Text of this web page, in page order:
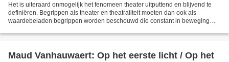
Het is uiteraard onmogelijk het fenomeen theater uitputtend en blijvend te
definiëren. Begrippen als theater en theatraliteit moeten dan ook als
waardebeladen begrippen worden beschouwd die constant in beweging
Maud Vanhauwaert: Op het eerste licht / Op het